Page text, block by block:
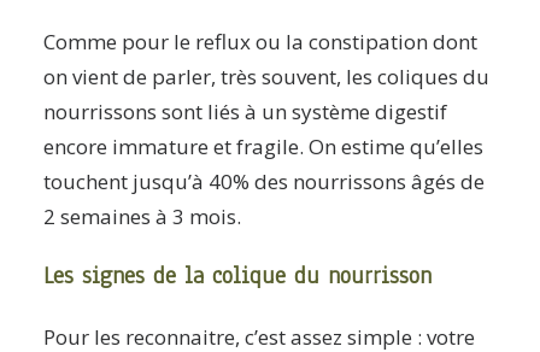
Comme pour le reflux ou la constipation dont
on vient de parler, très souvent, les coliques du
nourrissons sont liés à un système digestif
encore immature et fragile. On estime qu’elles
touchent jusqu’à 40% des nourrissons âgés de
2 semaines à 3 mois.
Les signes de la colique du nourrisson
Pour les reconnaitre, c’est assez simple : votre